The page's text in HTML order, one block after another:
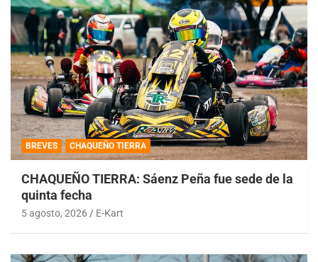
BREVES CHAQUEÑO TIERRA
CHAQUEÑO TIERRA: Sáenz Peña fue sede de la
quinta fecha
5 agosto, 2026 E-Kart